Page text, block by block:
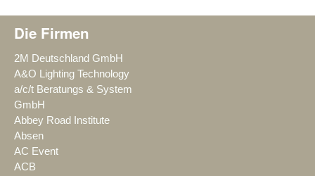
Die Firmen
2M Deutschland GmbH
A&O Lighting Technology
a/c/t Beratungs & System
GmbH
Abbey Road Institute
Absen
AC Event
ACB